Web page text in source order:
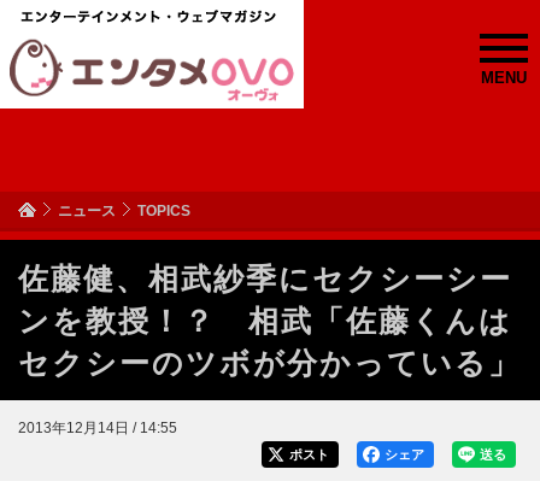
MENU
ニュース TOPICS
佐藤健、相武紗季にセクシーシー
ンを教授！？ 相武「佐藤くんは
セクシーのツボが分かっている」
2013年12月14日 / 14:55
送る
シェア
ポスト